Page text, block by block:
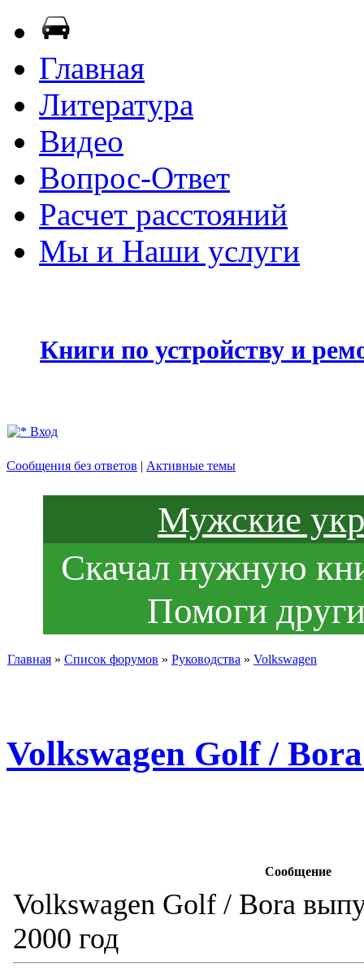
Главная
Литература
Видео
Вопрос-Ответ
Расчет расстояний
Мы и Наши услуги
Книги по устройству и
Вход
Сообщения без ответов | Активные темы
Мужские
Скачал нужную
Помоги
Главная » Список форумов » Руководства » Volkswagen
Volkswagen Golf /
Сообщение
Volkswagen Golf / Bora
2000 год